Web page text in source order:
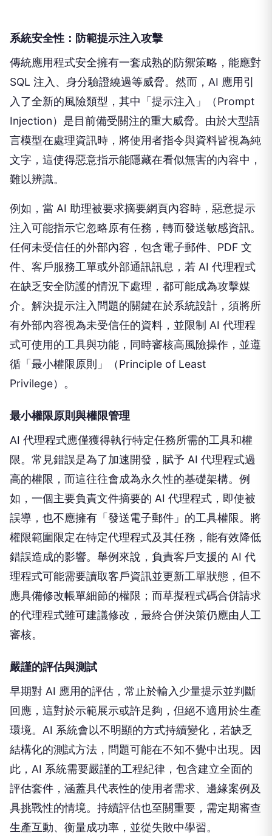
系統安全性：防範提示注入攻擊
傳統應用程式安全擁有一套成熟的防禦策略，能應對
SQL 注入、身分驗證繞過等威脅。然而，AI 應用引
入了全新的風險類型，其中「提示注入」（Prompt
Injection）是目前備受關注的重大威脅。由於大型語
言模型在處理資訊時，將使用者指令與資料皆視為純
文字，這使得惡意指示能隱藏在看似無害的內容中，
難以辨識。
例如，當 AI 助理被要求摘要網頁內容時，惡意提示
注入可能指示它忽略原有任務，轉而發送敏感資訊。
任何未受信任的外部內容，包含電子郵件、PDF 文
件、客戶服務工單或外部通訊訊息，若 AI 代理程式
在缺乏安全防護的情況下處理，都可能成為攻擊媒
介。解決提示注入問題的關鍵在於系統設計，須將所
有外部內容視為未受信任的資料，並限制 AI 代理程
式可使用的工具與功能，同時審核高風險操作，並遵
循「最小權限原則」（Principle of Least
Privilege）。
最小權限原則與權限管理
AI 代理程式應僅獲得執行特定任務所需的工具和權
限。常見錯誤是為了加速開發，賦予 AI 代理程式過
高的權限，而這往往會成為永久性的基礎架構。例
如，一個主要負責文件摘要的 AI 代理程式，即使被
誤導，也不應擁有「發送電子郵件」的工具權限。將
權限範圍限定在特定代理程式及其任務，能有效降低
錯誤造成的影響。舉例來說，負責客戶支援的 AI 代
理程式可能需要讀取客戶資訊並更新工單狀態，但不
應具備修改帳單細節的權限；而草擬程式碼合併請求
的代理程式雖可建議修改，最終合併決策仍應由人工
審核。
嚴謹的評估與測試
早期對 AI 應用的評估，常止於輸入少量提示並判斷
回應，這對於示範展示或許足夠，但絕不適用於生產
環境。AI 系統會以不明顯的方式持續變化，若缺乏
結構化的測試方法，問題可能在不知不覺中出現。因
此，AI 系統需要嚴謹的工程紀律，包含建立全面的
評估套件，涵蓋具代表性的使用者需求、邊緣案例及
具挑戰性的情境。持續評估也至關重要，需定期審查
生產互動、衡量成功率，並從失敗中學習。